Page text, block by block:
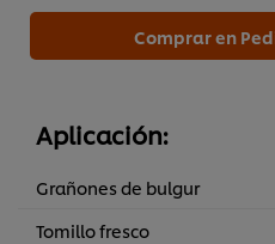
Comprar en
Aplicación:
Grañones de bulgur
Tomillo fresco